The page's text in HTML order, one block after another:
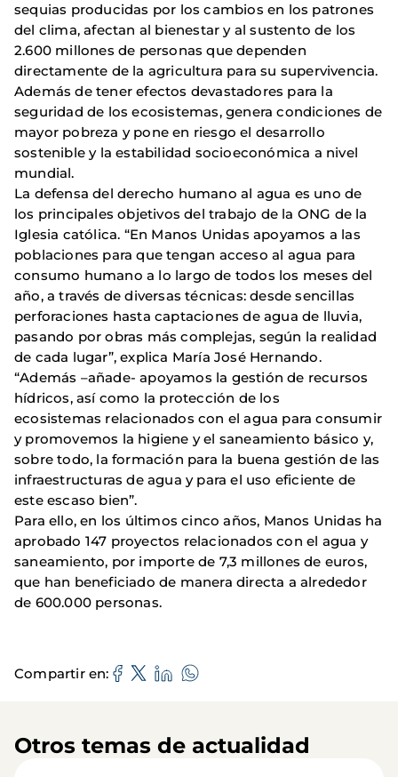
sequias producidas por los cambios en los patrones
del clima, afectan al bienestar y al sustento de los
2.600 millones de personas que dependen
directamente de la agricultura para su supervivencia.
Además de tener efectos devastadores para la
seguridad de los ecosistemas, genera condiciones de
mayor pobreza y pone en riesgo el desarrollo
sostenible y la estabilidad socioeconómica a nivel
mundial.
La defensa del derecho humano al agua es uno de
los principales objetivos del trabajo de la ONG de la
Iglesia católica. “En Manos Unidas apoyamos a las
poblaciones para que tengan acceso al agua para
consumo humano a lo largo de todos los meses del
año, a través de diversas técnicas: desde sencillas
perforaciones hasta captaciones de agua de lluvia,
pasando por obras más complejas, según la realidad
de cada lugar”, explica María José Hernando.
“Además –añade- apoyamos la gestión de recursos
hídricos, así como la protección de los
ecosistemas relacionados con el agua para consumir
y promovemos la higiene y el saneamiento básico y,
sobre todo, la formación para la buena gestión de las
infraestructuras de agua y para el uso eficiente de
este escaso bien”.
Para ello, en los últimos cinco años, Manos Unidas ha
aprobado 147 proyectos relacionados con el agua y
saneamiento, por importe de 7,3 millones de euros,
que han beneficiado de manera directa a alrededor
de 600.000 personas.
Compartir en
Otros temas de actualidad